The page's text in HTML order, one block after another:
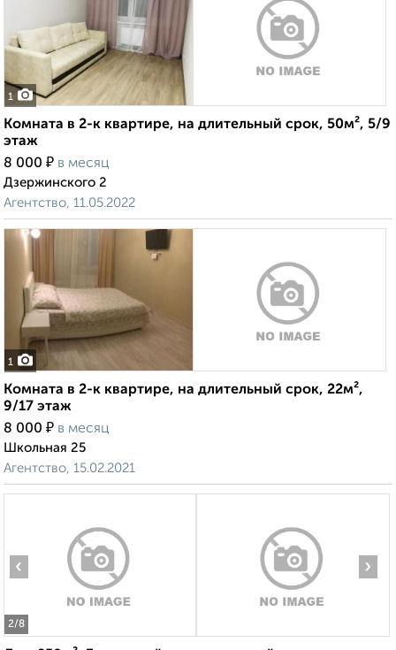
1
Комната в 2-к квартире, на длительный срок, 50м², 5/9
этаж
8 000 ₽ в месяц
Дзержинского 2
Агентство, 11.05.2022
1
Комната в 2-к квартире, на длительный срок, 22м²,
9/17 этаж
8 000 ₽ в месяц
Школьная 25
Агентство, 15.02.2021
2/8
‹ ›